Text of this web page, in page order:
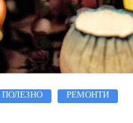
ПОЛЕЗНО РЕМОНТИ